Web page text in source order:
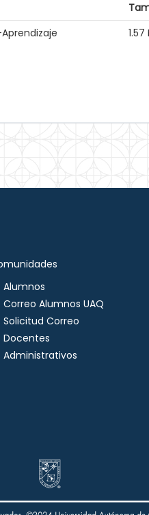
1.57
Alumnos
Correo Alumnos UAQ
Solicitud Correo
Docentes
Administrativos